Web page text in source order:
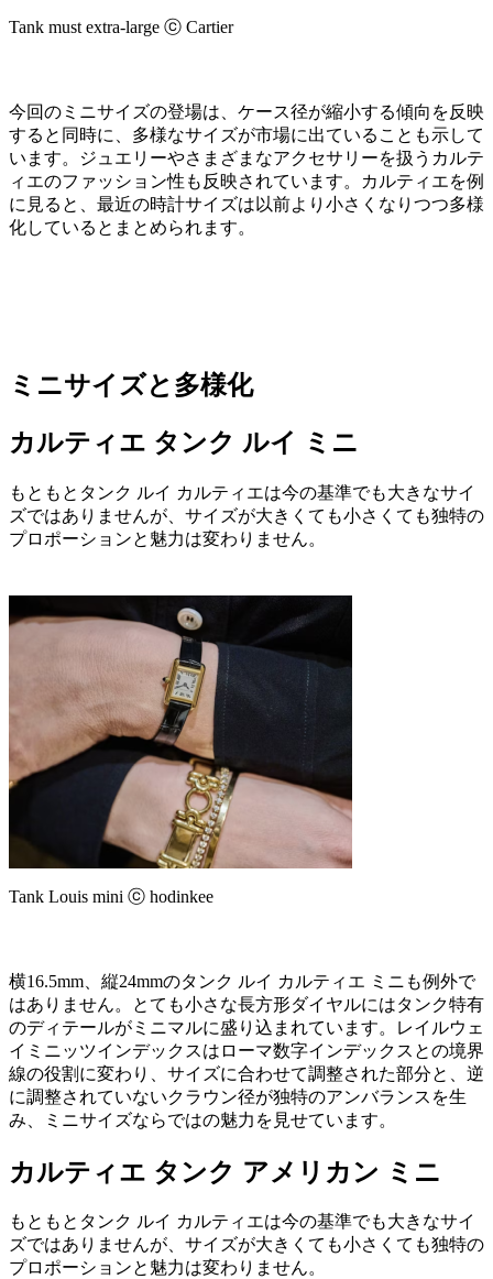
Tank must extra-large ⓒ Cartier
今回のミニサイズの登場は、ケース径が縮小する傾向を反映
すると同時に、多様なサイズが市場に出ていることも示して
います。ジュエリーやさまざまなアクセサリーを扱うカルテ
ィエのファッション性も反映されています。カルティエを例
に見ると、最近の時計サイズは以前より小さくなりつつ多様
化しているとまとめられます。
ミニサイズと多様化
カルティエ タンク ルイ ミニ
もともとタンク ルイ カルティエは今の基準でも大きなサイ
ズではありませんが、サイズが大きくても小さくても独特の
プロポーションと魅力は変わりません。
Tank Louis mini ⓒ hodinkee
横16.5mm、縦24mmのタンク ルイ カルティエ ミニも例外で
はありません。とても小さな長方形ダイヤルにはタンク特有
のディテールがミニマルに盛り込まれています。レイルウェ
イミニッツインデックスはローマ数字インデックスとの境界
線の役割に変わり、サイズに合わせて調整された部分と、逆
に調整されていないクラウン径が独特のアンバランスを生
み、ミニサイズならではの魅力を見せています。
カルティエ タンク アメリカン ミニ
もともとタンク ルイ カルティエは今の基準でも大きなサイ
ズではありませんが、サイズが大きくても小さくても独特の
プロポーションと魅力は変わりません。